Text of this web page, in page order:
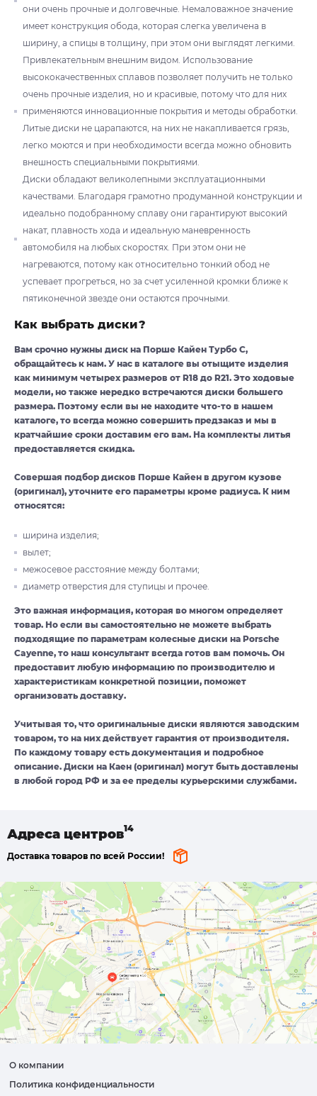
они очень прочные и долговечные. Немаловажное значение
имеет конструкция обода, которая слегка увеличена в
ширину, а спицы в толщину, при этом они выглядят легкими.
Привлекательным внешним видом. Использование
высококачественных сплавов позволяет получить не только
очень прочные изделия, но и красивые, потому что для них
применяются инновационные покрытия и методы обработки.
Литые диски не царапаются, на них не накапливается грязь,
легко моются и при необходимости всегда можно обновить
внешность специальными покрытиями.
Диски обладают великолепными эксплуатационными
качествами. Благодаря грамотно продуманной конструкции и
идеально подобранному сплаву они гарантируют высокий
накат, плавность хода и идеальную маневренность
автомобиля на любых скоростях. При этом они не
нагреваются, потому как относительно тонкий обод не
успевает прогреться, но за счет усиленной кромки ближе к
пятиконечной звезде они остаются прочными.
Как выбрать диски?
Вам срочно нужны диск на Порше Кайен Турбо С,
обращайтесь к нам. У нас в каталоге вы отыщите изделия
как минимум четырех размеров от R18 до R21. Это ходовые
модели, но также нередко встречаются диски большего
размера. Поэтому если вы не находите что-то в нашем
каталоге, то всегда можно совершить предзаказ и мы в
кратчайшие сроки доставим его вам. На комплекты литья
предоставляется скидка.
Совершая подбор дисков Порше Кайен в другом кузове
(оригинал), уточните его параметры кроме радиуса. К ним
относятся:
ширина изделия;
вылет;
межосевое расстояние между болтами;
диаметр отверстия для ступицы и прочее.
Это важная информация, которая во многом определяет
товар. Но если вы самостоятельно не можете выбрать
подходящие по параметрам колесные диски на Porsche
Cayenne, то наш консультант всегда готов вам помочь. Он
предоставит любую информацию по производителю и
характеристикам конкретной позиции, поможет
организовать доставку.
Учитывая то, что оригинальные диски являются заводским
товаром, то на них действует гарантия от производителя.
По каждому товару есть документация и подробное
описание. Диски на Каен (оригинал) могут быть доставлены
в любой город РФ и за ее пределы курьерскими службами.
Адреса центров
Доставка товаров по всей России!
О компании
Политика конфиденциальности